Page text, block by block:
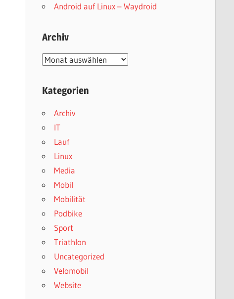
Android auf Linux – Waydroid
Archiv
Archiv
Kategorien
Archiv
IT
Lauf
Linux
Media
Mobil
Mobilität
Podbike
Sport
Triathlon
Uncategorized
Velomobil
Website